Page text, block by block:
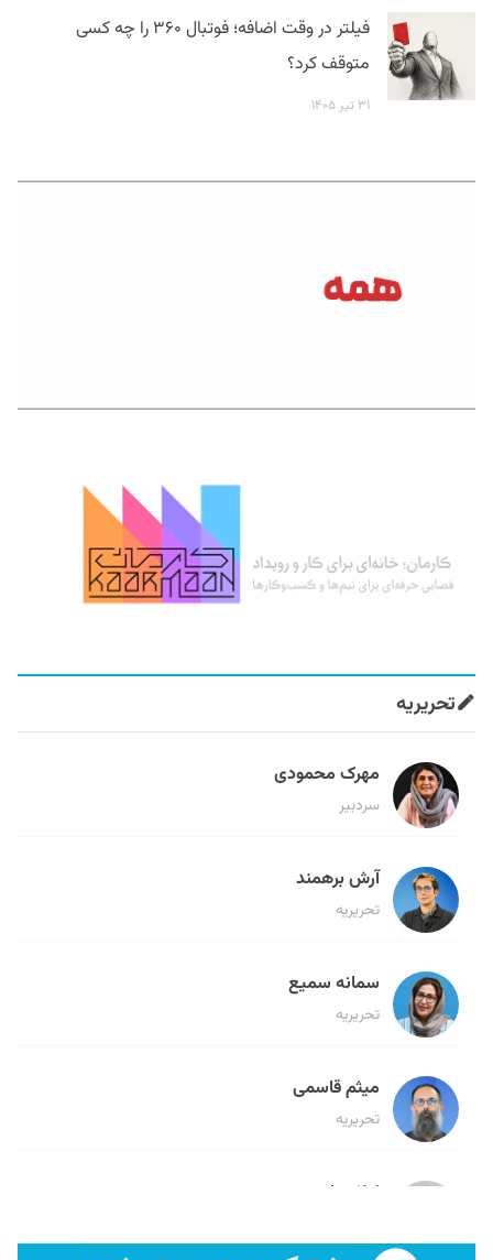
فیلتر در وقت اضافه؛ فوتبال ۳۶۰ را چه کسی
متوقف کرد؟
۳۱ تیر ۱۴۰۵
تحریریه
مهرک محمودی
سردبیر
آرش برهمند
تحریریه
سمانه سمیع
تحریریه
میثم قاسمی
تحریریه
لیلا حنارود